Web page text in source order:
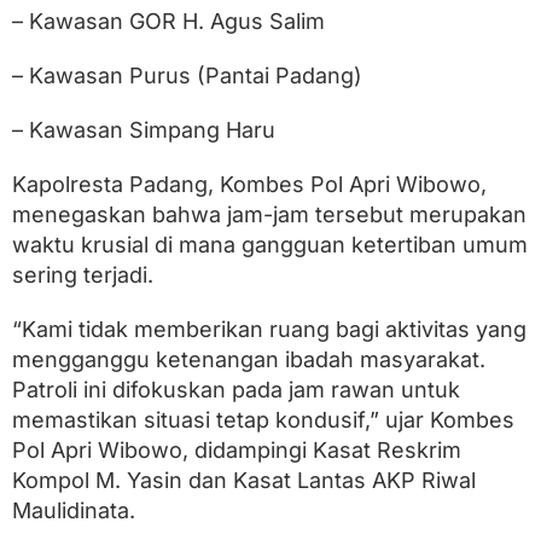
i
r
W
k
t
u
S
h
– Kawasan GOR H. Agus Salim
– Kawasan Purus (Pantai Padang)
– Kawasan Simpang Haru
Kapolresta Padang, Kombes Pol Apri Wibowo,
menegaskan bahwa jam-jam tersebut merupakan
waktu krusial di mana gangguan ketertiban umum
sering terjadi.
“Kami tidak memberikan ruang bagi aktivitas yang
mengganggu ketenangan ibadah masyarakat.
Patroli ini difokuskan pada jam rawan untuk
memastikan situasi tetap kondusif,” ujar Kombes
Pol Apri Wibowo, didampingi Kasat Reskrim
Kompol M. Yasin dan Kasat Lantas AKP Riwal
Maulidinata.